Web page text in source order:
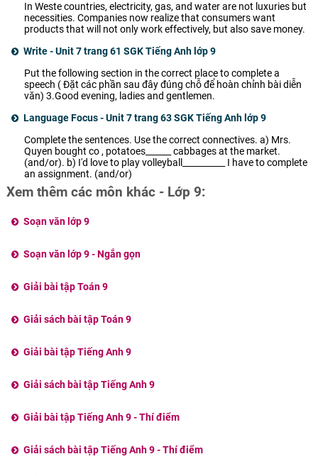
In Weste countries, electricity, gas, and water are not luxuries but
necessities. Companies now realize that consumers want
products that will not only work effectively, but also save money.
Write - Unit 7 trang 61 SGK Tiếng Anh lớp 9
Put the following section in the correct place to complete a
speech ( Đặt các phần sau đây đúng chỗ để hoàn chỉnh bài diễn
văn) 3.Good evening, ladies and gentlemen.
Language Focus - Unit 7 trang 63 SGK Tiếng Anh lớp 9
Complete the sentences. Use the correct connectives. a) Mrs.
Quyen bought co , potatoes______ cabbages at the market.
(and/or). b) I'd love to play volleyball__________ I have to complete
an assignment. (and/or)
Xem thêm các môn khác - Lớp 9:
Soạn văn lớp 9
Soạn văn lớp 9 - Ngắn gọn
Giải bài tập Toán 9
Giải sách bài tập Toán 9
Giải bài tập Tiếng Anh 9
Giải sách bài tập Tiếng Anh 9
Giải bài tập Tiếng Anh 9 - Thí điểm
Giải sách bài tập Tiếng Anh 9 - Thí điểm